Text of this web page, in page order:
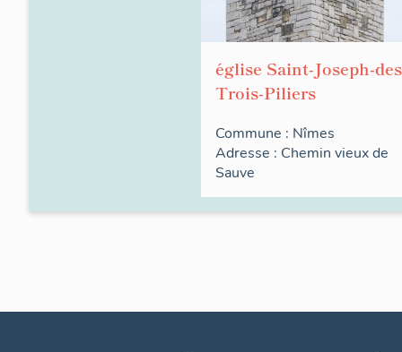
église Saint-Joseph-
Trois-Piliers
Commune : Nîmes
Adresse : Chemin vieux de
Sauve